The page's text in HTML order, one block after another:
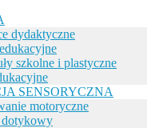
dydaktyczne
szkolne i plastyczne
SENSORYCZNA
motoryczne
dotykowy